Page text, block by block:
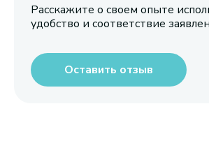
Расскажите о своем опыте
удобство и соответствие
Оставить отзыв